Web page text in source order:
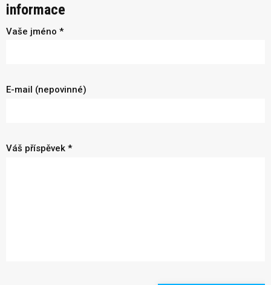
informace
Vaše jméno *
E-mail (nepovinné)
Váš příspěvek *